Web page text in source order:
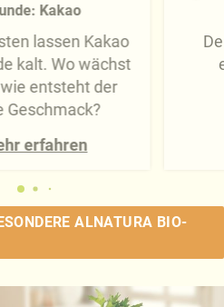
Kakao
lassen Kakao
kalt. Wo wächst
entsteht der
Geschmack?
erfahren
ALNATURA BIO-